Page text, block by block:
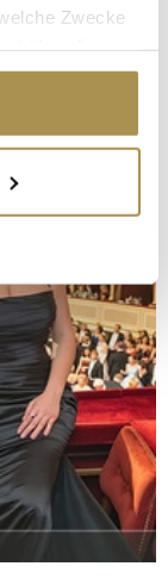
Zwecke
das Privacy
Lage
genau sein
identifizieren
Daten
im
zu
anbieten
zu
zu Ihrer
für